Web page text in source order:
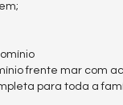
frente mar com
para toda a